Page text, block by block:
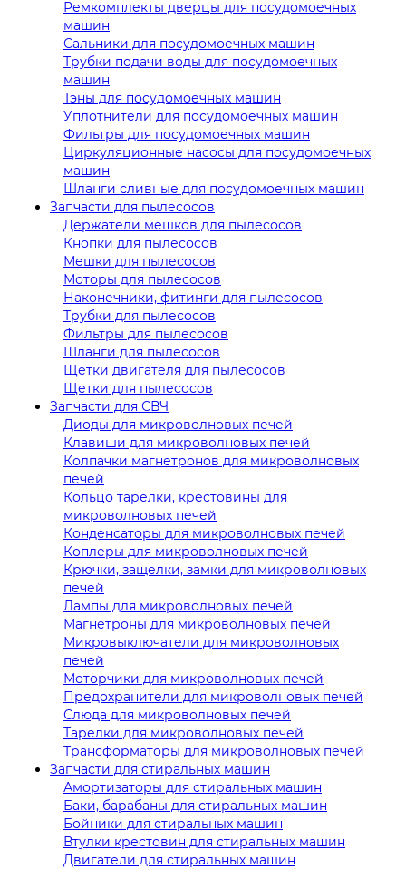
Ремкомплекты дверцы для посудомоечных
машин
Сальники для посудомоечных машин
Трубки подачи воды для посудомоечных
машин
Тэны для посудомоечных машин
Уплотнители для посудомоечных машин
Фильтры для посудомоечных машин
Циркуляционные насосы для посудомоечных
машин
Шланги сливные для посудомоечных машин
Запчасти для пылесосов
Держатели мешков для пылесосов
Кнопки для пылесосов
Мешки для пылесосов
Моторы для пылесосов
Наконечники, фитинги для пылесосов
Трубки для пылесосов
Фильтры для пылесосов
Шланги для пылесосов
Щетки двигателя для пылесосов
Щетки для пылесосов
Запчасти для СВЧ
Диоды для микроволновых печей
Клавиши для микроволновых печей
Колпачки магнетронов для микроволновых
печей
Кольцо тарелки, крестовины для
микроволновых печей
Конденсаторы для микроволновых печей
Коплеры для микроволновых печей
Крючки, защелки, замки для микроволновых
печей
Лампы для микроволновых печей
Магнетроны для микроволновых печей
Микровыключатели для микроволновых
печей
Моторчики для микроволновых печей
Предохранители для микроволновых печей
Слюда для микроволновых печей
Тарелки для микроволновых печей
Трансформаторы для микроволновых печей
Запчасти для стиральных машин
Амортизаторы для стиральных машин
Баки, барабаны для стиральных машин
Бойники для стиральных машин
Втулки крестовин для стиральных машин
Двигатели для стиральных машин